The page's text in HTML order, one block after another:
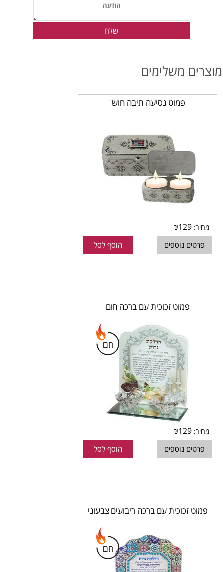
משלימים
פמוט נסיעה תיבה חושן
מחיר: ₪129
פרטים נוספים הוסף לסל
פמוט זכוכית עם ברכה חום
מחיר: ₪129
פרטים נוספים הוסף לסל
פמוט זכוכית עם ברכה ריבועים צבעוני